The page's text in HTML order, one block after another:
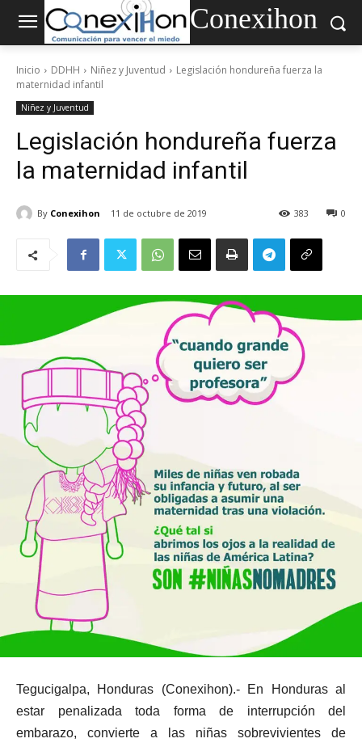
Conexihon
Inicio DDHH Niñez y Juventud
Legislación hondureña fuerza la
maternidad infantil
Niñez y Juventud
Legislación hondureña fuerza
la maternidad infantil
By Conexihon 11 de octubre de 2019 0
383
Tegucigalpa, Honduras (Conexihon).- En Honduras al
estar penalizada toda forma de interrupción del
embarazo, convierte a las niñas sobrevivientes de